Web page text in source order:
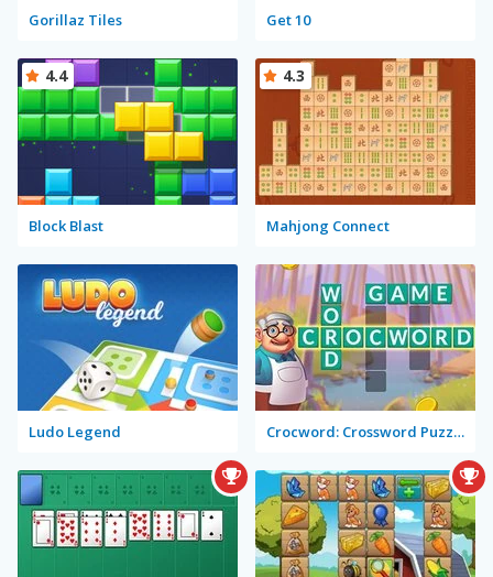
Gorillaz Tiles Get 10
Block Blast
4.4
Mahjong Connect
4.3
Ludo Legend Crocword: Crossword Puzzle Game